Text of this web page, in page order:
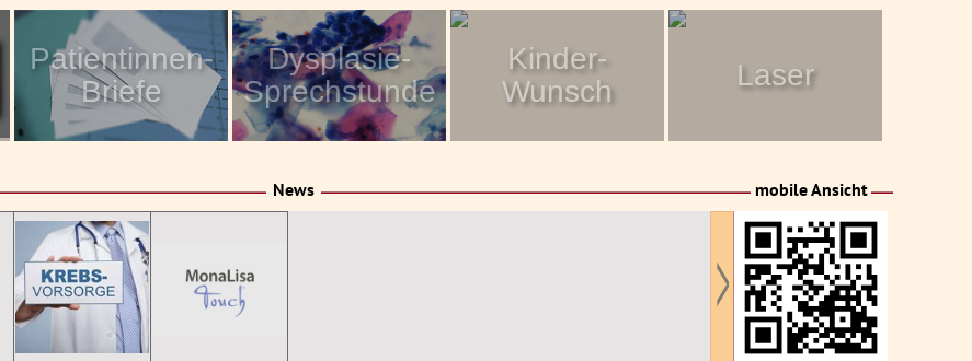
Patientinnen-
Briefe
Dysplasie-
Sprechstunde
Kinder-
Wunsch
Laser
News mobile Ansicht